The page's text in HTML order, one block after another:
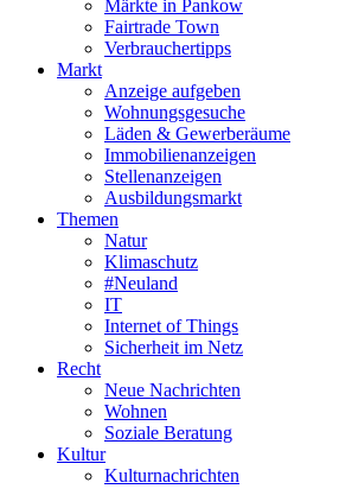
Märkte in Pankow
Fairtrade Town
Verbrauchertipps
Markt
Anzeige aufgeben
Wohnungsgesuche
Läden & Gewerberäume
Immobilienanzeigen
Stellenanzeigen
Ausbildungsmarkt
Themen
Natur
Klimaschutz
#Neuland
IT
Internet of Things
Sicherheit im Netz
Recht
Neue Nachrichten
Wohnen
Soziale Beratung
Kultur
Kulturnachrichten